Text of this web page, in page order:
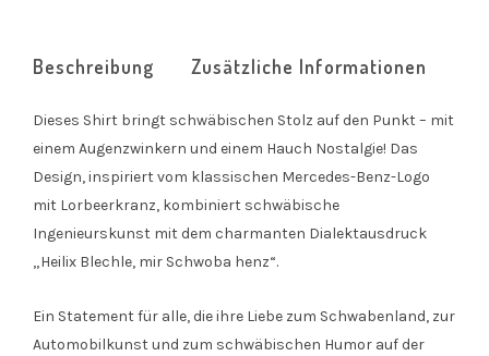
Beschreibung Zusätzliche Informationen
Dieses Shirt bringt schwäbischen Stolz auf den Punkt – mit
einem Augenzwinkern und einem Hauch Nostalgie! Das
Design, inspiriert vom klassischen Mercedes-Benz-Logo
mit Lorbeerkranz, kombiniert schwäbische
Ingenieurskunst mit dem charmanten Dialektausdruck
„Heilix Blechle, mir Schwoba henz“.
Ein Statement für alle, die ihre Liebe zum Schwabenland, zur
Automobilkunst und zum schwäbischen Humor auf der